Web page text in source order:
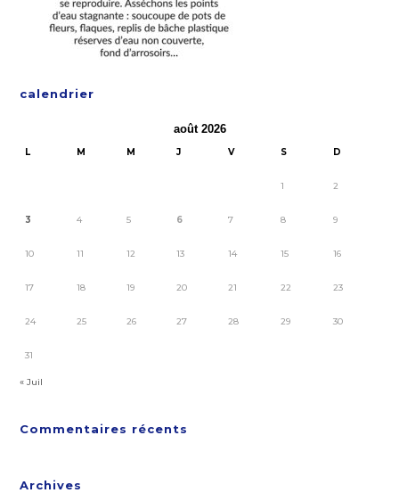
calendrier
août 2026
L M M J V S D
1 2
3 4 5 6 7 8 9
10 11 12 13 14 15 16
17 18 19 20 21 22 23
24 25 26 27 28 29 30
31
« Juil
Commentaires récents
Archives